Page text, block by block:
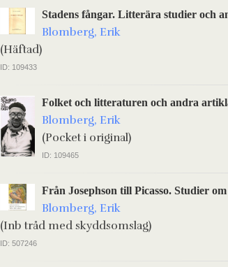
Stadens fångar. Litterära studier och
Blomberg, Erik
(Häftad)
ID: 109433
Folket och litteraturen och andra
Blomberg, Erik
(Pocket i original)
ID: 109465
Från Josephson till Picasso. Studier
Blomberg, Erik
(Inb tråd med skyddsomslag)
ID: 507246